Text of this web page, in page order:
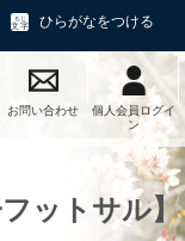
ひらがなをつける
お問い合わせ
個人会員ログイ
ン
ットサル】